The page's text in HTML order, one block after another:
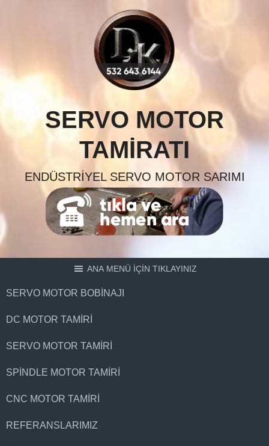
SERVO MOTOR
TAMIRATI
ENDÜSTRIYEL SERVO MOTOR SARIMI
ANA MENÜ İÇİN TIKLAYINIZ
SERVO MOTOR BOBINAJI
DC MOTOR TAMIRI
SERVO MOTOR TAMIRI
SPINDLE MOTOR TAMIRI
CNC MOTOR TAMIRI
REFERANSLARIMIZ